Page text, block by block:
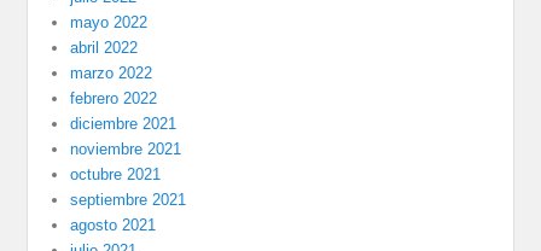
mayo 2022
abril 2022
marzo 2022
febrero 2022
diciembre 2021
noviembre 2021
octubre 2021
septiembre 2021
agosto 2021